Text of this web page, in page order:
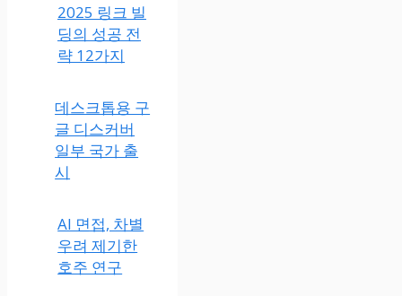
2025 링크 빌
딩의 성공 전
략 12가지
데스크톱용 구
글 디스커버
일부 국가 출
시
AI 면접, 차별
우려 제기한
호주 연구